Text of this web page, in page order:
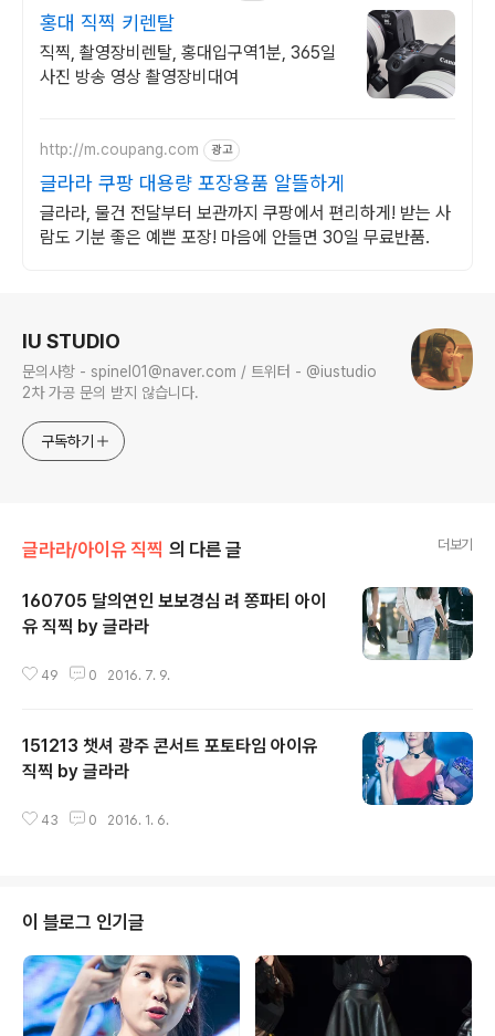
홍대 직찍 키렌탈
직찍, 촬영장비렌탈, 홍대입구역1분, 365일
사진 방송 영상 촬영장비대여
http://m.coupang.com 광고
글라라 쿠팡 대용량 포장용품 알뜰하게
글라라, 물건 전달부터 보관까지 쿠팡에서 편리하게! 받는 사
람도 기분 좋은 예쁜 포장! 마음에 안들면 30일 무료반품.
IU STUDIO
문의사항 - spinel01@naver.com / 트위터 - @iustudio
2차 가공 문의 받지 않습니다.
구독하기
글라라/아이유 직찍 의 다른 글 더보기
160705 달의연인 보보경심 려 쫑파티 아이
유 직찍 by 글라라
49 0 2016. 7. 9.
151213 챗셔 광주 콘서트 포토타임 아이유
직찍 by 글라라
43 0 2016. 1. 6.
이 블로그 인기글